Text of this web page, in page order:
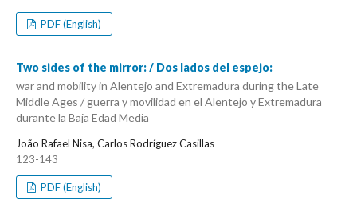
PDF (English)
Two sides of the mirror: / Dos lados del espejo:
war and mobility in Alentejo and Extremadura during the Late
Middle Ages / guerra y movilidad en el Alentejo y Extremadura
durante la Baja Edad Media
João Rafael Nisa, Carlos Rodríguez Casillas
123-143
PDF (English)